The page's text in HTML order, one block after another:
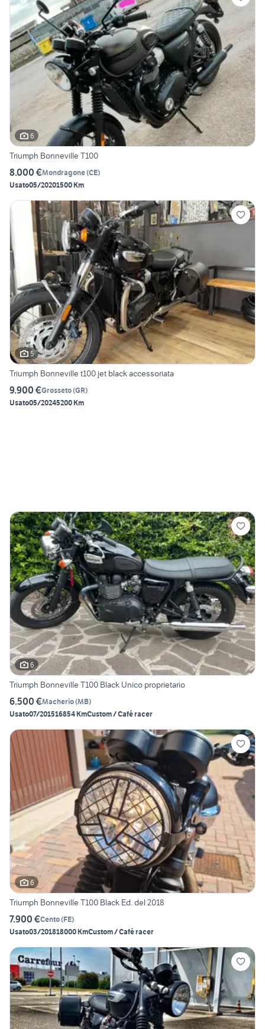
6
Triumph Bonneville T100
8.000 €Mondragone(CE)
Usato05/20201500 Km
5
Triumph Bonneville t100 jet black accessoriata
9.900 €Grosseto(GR)
Usato05/20245200 Km
6
Triumph Bonneville T100 Black Unico proprietario
6.500 €Macherio(MB)
Usato07/201516854 KmCustom / Café racer
6
Triumph Bonneville T100 Black Ed. del 2018
7.900 €Cento(FE)
Usato03/201818000 KmCustom / Café racer